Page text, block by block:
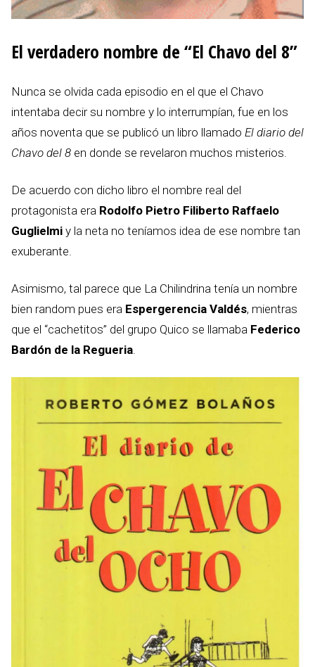
El verdadero nombre de “El Chavo del 8”
Nunca se olvida cada episodio en el que el Chavo
intentaba decir su nombre y lo interrumpían, fue en los
años noventa que se publicó un libro llamado El diario del
Chavo del 8 en donde se revelaron muchos misterios.
De acuerdo con dicho libro el nombre real del
protagonista era Rodolfo Pietro Filiberto Raffaelo
Guglielmi y la neta no teníamos idea de ese nombre tan
exuberante.
Asimismo, tal parece que La Chilindrina tenía un nombre
bien random pues era Espergerencia Valdés, mientras
que el “cachetitos” del grupo Quico se llamaba Federico
Bardón de la Regueria.